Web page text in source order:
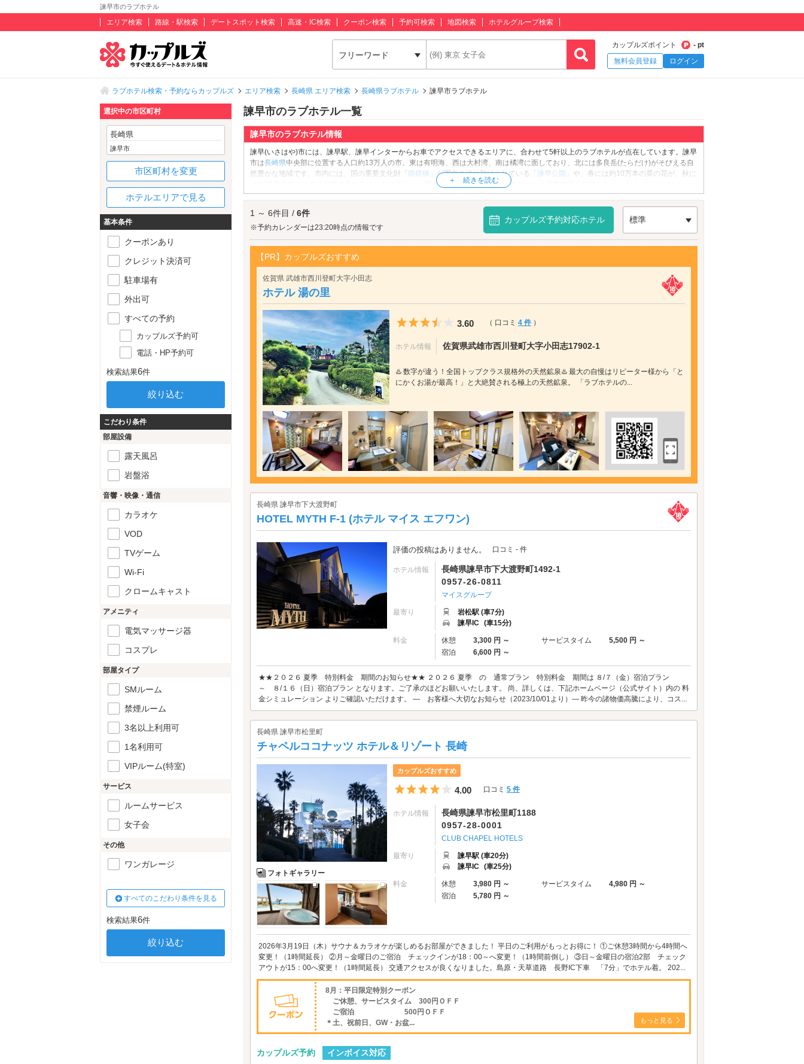
諫早市のラブホテル
エリア検索 路線・駅検索 デートスポット検索 高速・IC検索 クーポン検索 予約可検索 地図検索 ホテルグループ検索
フリーワード
カップルズポイント
- pt
無料会員登録
ログイン
ラブホテル検索・予約ならカップルズ エリア検索 長崎県 エリア検索 長崎県ラブホテル 諫早市ラブホテル
諫早市のラブホテル一覧
諫早市のラブホテル情報
諫早(いさはや)市には、諫早駅、諫早インターからお車でアクセスできるエリアに、合わせて5軒以上のラブホテルが点在しています。諫早
市は長崎県中央部に位置する人口約13万人の市。東は有明海、西は大村湾、南は橘湾に面しており、北には多良岳(たらだけ)がそびえる自
然豊かな地域です。市内には、国の重要文化財「
眼鏡橋 」が園内の池に架けられている「 諫早公園
」や、春には約10万本の菜の花が、秋に
」、屋内スライダーを備えた温水プールと温泉施設を併設した「
などのお出かけスポットがあります。そして諫早市のグルメといえば、「ウナギ」「スッポン料理」などが有名。また、市街地はJR九州・
島原鉄道の諫早駅を中心に形成されており、駅の周辺には「イオンタウン諫早西部台」「アエルいさはや商店街」など、ショッピングスポ
ットが充実しています。諫早市のラブホテルには、露天風呂付きのホテルや、テラスのあるホテル、コスプレグッズのレンタルありのホテ
ルなど、様々なホテルがあります。諫早市でラブホテルをお探しの際は、クーポン・事前予約でお得に利用ができる『カップルズ』におま
かせください。
1 ～ 6件目 / 6件
※予約カレンダーは23:20時点の情報です
カップルズ予約対応ホテル 標準
【PR】カップルズおすすめ
佐賀県 武雄市西川登町大字小田志
ホテル 湯の里
5つ星のうち3.5
3.60 （ 口コミ 4 件）
ホテル情報 佐賀県武雄市西川登町大字小田志17902-1
♨️ 数字が違う！全国トップクラス規格外の天然鉱泉♨️ 最大の自慢はリピーター様から「と
にかくお湯が最高！」と大絶賛される極上の天然鉱泉。 「ラブホテルの...
長崎県 諫早市下大渡野町
HOTEL MYTH F-1 (ホテル マイス エフワン)
評価の投稿はありません。 口コミ - 件
ホテル情報
長崎県諫早市下大渡野町1492-1
0957-26-0811
マイスグループ
最寄り
岩松駅 (車7分)
諫早IC (車15分)
料金 休憩 3,300 円 ～ サービスタイム
5,500 円 ～
宿泊
6,600 円 ～
★★２０２６ 夏季 特別料金 期間のお知らせ★★ ２０２６ 夏季 の 通常プラン 特別料金 期間は ８/７（金）宿泊プラン
～ ８/１６（日）宿泊プラン となります。ご了承のほどお願いいたします。 尚、詳しくは、下記ホームページ（公式サイト）内の 料
金シミュレーション よりご確認いただけます。 ― お客様へ大切なお知らせ（2023/10/01より）― 昨今の諸物価高騰により、コス...
長崎県 諫早市松里町
チャペルココナッツ ホテル＆リゾート 長崎
フォトギャラリー
カップルズおすすめ
5つ星のうち4
4.00 口コミ 5 件
ホテル情報
長崎県諫早市松里町1188
0957-28-0001
CLUB CHAPEL HOTELS
最寄り
諫早駅 (車20分)
諫早IC (車25分)
料金 休憩 3,980 円 ～ サービスタイム
4,980 円 ～
宿泊
5,780 円 ～
2026年3月19日（木）サウナ＆カラオケが楽しめるお部屋ができました！ 平日のご利用がもっとお得に！ ①ご休憩3時間から4時間へ
変更！（1時間延長） ②月～金曜日のご宿泊 チェックインが18：00～へ変更！（1時間前倒し） ③日～金曜日の宿泊2部 チェック
アウトが15：00へ変更！（1時間延長） 交通アクセスが良くなりました。島原・天草道路 長野IC下車 「7分」でホテル着。 202...
8月：平日限定特別クーポン
ご休憩、サービスタイム 300円ＯＦＦ
ご宿泊 500円ＯＦＦ
＊土、祝前日、GW・お盆...
もっと見る
カップルズ予約
インボイス対応
選択中の市区町村
長崎県
諫早市
市区町村を変更
ホテルエリアで見る
基本条件
クーポンあり
クレジット決済可
駐車場有
外出可
すべての予約
カップルズ予約可
電話・HP予約可
検索結果6件
こだわり条件
部屋設備
露天風呂
岩盤浴
音響・映像・通信
カラオケ
VOD
TVゲーム
Wi-Fi
クロームキャスト
アメニティ
電気マッサージ器
コスプレ
部屋タイプ
SMルーム
禁煙ルーム
3名以上利用可
1名利用可
VIPルーム(特室)
サービス
ルームサービス
女子会
その他
ワンガレージ
すべてのこだわり条件を見る
検索結果6件